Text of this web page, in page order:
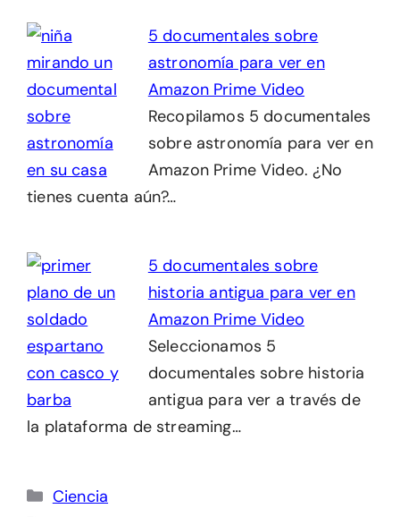
5 documentales sobre
astronomía para ver en
Amazon Prime Video
Recopilamos 5 documentales
sobre astronomía para ver en
Amazon Prime Video. ¿No
tienes cuenta aún?…
5 documentales sobre
historia antigua para ver en
Amazon Prime Video
Seleccionamos 5
documentales sobre historia
antigua para ver a través de
la plataforma de streaming…
Categorías
Ciencia